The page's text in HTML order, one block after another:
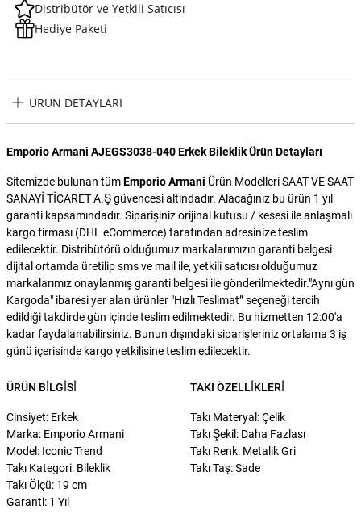
Distribütör ve Yetkili Satıcısı
Hediye Paketi
ÜRÜN DETAYLARI
Emporio Armani AJEGS3038-040 Erkek Bileklik Ürün Detayları
Sitemizde bulunan tümEmporio Armani Ürün Modelleri SAAT VE SAAT
SANAYİ TİCARET A.Ş güvencesi altındadır. Alacağınız bu ürün 1 yıl
garanti kapsamındadır. Siparişiniz orijinal kutusu / kesesi ile anlaşmalı
kargo firması (DHL eCommerce) tarafından adresinize teslim
edilecektir. Distribütörü olduğumuz markalarımızın garanti belgesi
dijital ortamda üretilip sms ve mail ile, yetkili satıcısı olduğumuz
markalarımız onaylanmış garanti belgesi ile gönderilmektedir."Aynı gün
Kargoda" ibaresi yer alan ürünler "Hızlı Teslimat” seçeneği tercih
edildiği takdirde gün içinde teslim edilmektedir. Bu hizmetten 12:00'a
kadar faydalanabilirsiniz. Bunun dışındaki siparişleriniz ortalama 3 iş
günü içerisinde kargo yetkilisine teslim edilecektir.
ÜRÜN BILGISI
Cinsiyet: Erkek
Marka: Emporio Armani
Model: Iconic Trend
Takı Kategori: Bileklik
Takı Ölçü: 19 cm
Garanti: 1 Yıl
TAKI ÖZELLIKLERI
Takı Materyal: Çelik
Takı Şekil: Daha Fazlası
Takı Renk: Metalik Gri
Takı Taş: Sade